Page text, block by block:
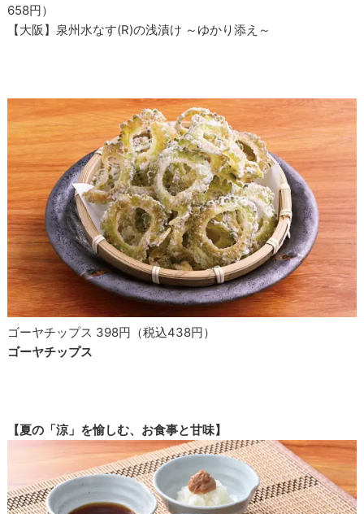
658円）
【大阪】泉州水なす(R)の浅漬け ～ゆかり添え～
ゴーヤチップス 398円（税込438円）
ゴーヤチップス
【夏の「涼」を愉しむ、お食事と甘味】